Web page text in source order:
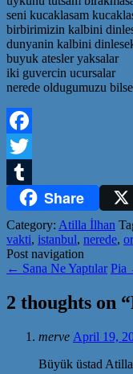
seni kucaklasam
birbirimizin kalbini
dunyanin kalbini
buyuk atesler yaksalar
iki guvercin ucursalar
nerede oldugumuzu
Facebook
Twitter
Tumblr Share
Category: Atilla İlhan
vakti, istanbul, nerede,
Post navigation
← Sana Ne Yaptılar Pia
2 thoughts on “
merve April 19,
Büyük üstad